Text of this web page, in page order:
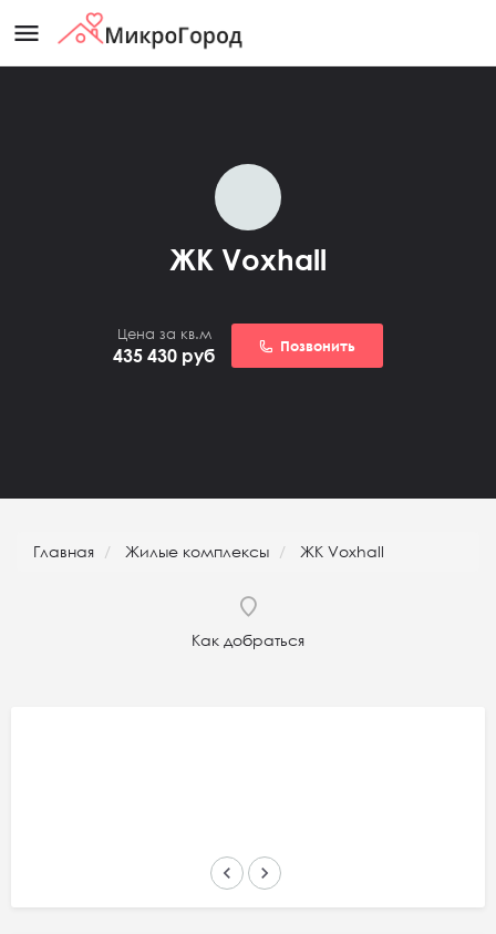
menu
ЖК Voxhall
Цена за кв.м
435 430 руб Позвонить
Главная Жилые комплексы ЖК Voxhall
Как добраться
keyboard_arrow_left keyboard_arrow_right